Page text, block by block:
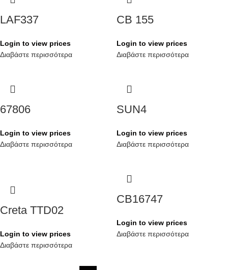
LAF337
Login to view prices
Διαβάστε περισσότερα
CB 155
Login to view prices
Διαβάστε περισσότερα
67806
Login to view prices
Διαβάστε περισσότερα
SUN4
Login to view prices
Διαβάστε περισσότερα
Creta TTD02
Login to view prices
Διαβάστε περισσότερα
CB16747
Login to view prices
Διαβάστε περισσότερα